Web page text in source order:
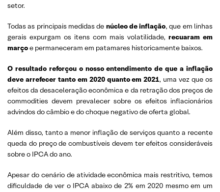
setor.
Todas as principais medidas de núcleo de inflação, que em linhas
gerais expurgam os itens com mais volatilidade, recuaram em
marçoe permaneceram em patamares historicamente baixos.
O resultado reforçou o nosso entendimento de que a inflação
deve arrefecer tanto em 2020 quanto em 2021, uma vez que os
efeitos da desaceleração econômica e da retração dos preços de
commodities devem prevalecer sobre os efeitos inflacionários
advindos do câmbio e do choque negativo de oferta global.
Além disso, tanto a menor inflação de serviços quanto a recente
queda do preço de combustíveis devem ter efeitos consideráveis
sobre o IPCA do ano.
Apesar do cenário de atividade econômica mais restritivo, temos
dificuldade de ver o IPCA abaixo de 2% em 2020 mesmo em um